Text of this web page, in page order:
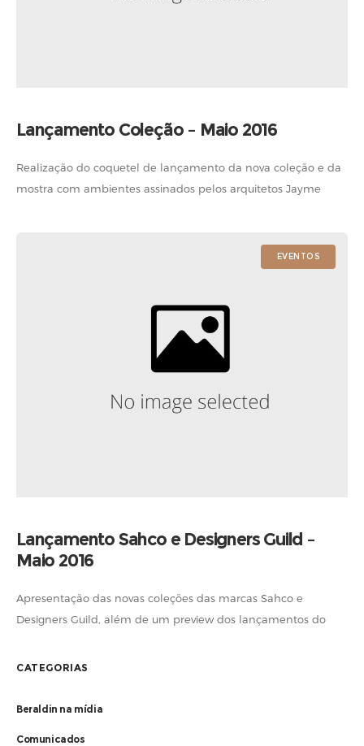
Lançamento Coleção – Maio 2016
Realização do coquetel de lançamento da nova coleção e da
mostra com ambientes assinados pelos arquitetos Jayme
EVENTOS
Lançamento Sahco e Designers Guild –
Maio 2016
Apresentação das novas coleções das marcas Sahco e
Designers Guild, além de um preview dos lançamentos do
arquiteta Zize Zink com os
CATEGORIAS
Beraldin na mídia
Comunicados